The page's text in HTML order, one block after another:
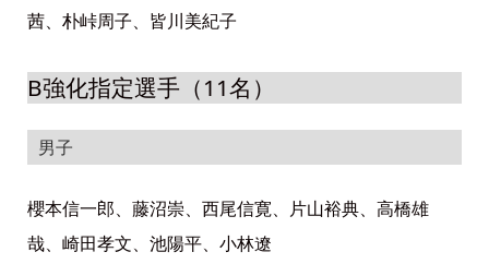
茜、朴峠周子、皆川美紀子
B強化指定選手（11名）
男子
櫻本信一郎、藤沼崇、西尾信寛、片山裕典、高橋雄
哉、崎田孝文、池陽平、小林遼